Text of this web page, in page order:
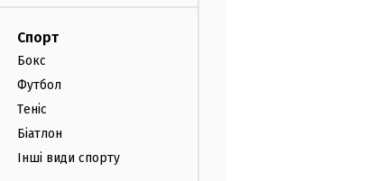
Спорт
Бокс
Футбол
Теніс
Біатлон
Інші види спорту